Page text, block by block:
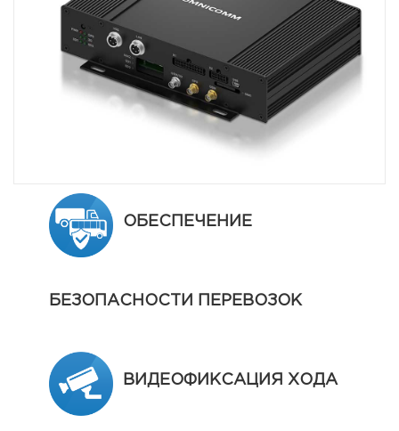
ОБЕСПЕЧЕНИЕ
БЕЗОПАСНОСТИ ПЕРЕВОЗОК
ВИДЕОФИКСАЦИЯ ХОДА